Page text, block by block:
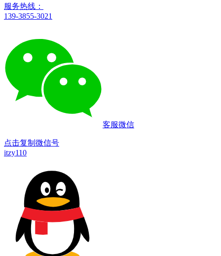
服务热线：
139-3855-3021
客服微信
点击复制微信号
itzy110